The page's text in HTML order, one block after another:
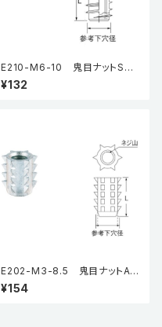
E210-M6-10 鬼目ナットSタ
イプ（5個入り）
¥132
E202-M3-8.5 鬼目ナットAタ
イプ（5個入り）
¥154